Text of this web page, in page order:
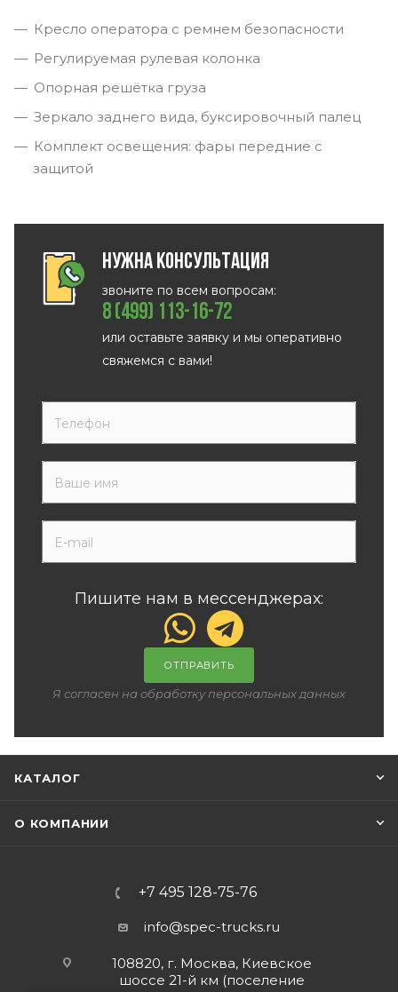
Кресло оператора с ремнем безопасности
Регулируемая рулевая колонка
Опорная решётка груза
Зеркало заднего вида, буксировочный палец
Комплект освещения: фары передние с
защитой
Нужна консультация
звоните по всем вопросам:
8 (499) 113-16-72
или оставьте заявку и мы оперативно
свяжемся с вами!
Пишите нам в мессенджерах:
ОТПРАВИТЬ
Я согласен на обработку персональных данных
КАТАЛОГ
О КОМПАНИИ
+7 495 128-75-76
info@spec-trucks.ru
108820, г. Москва, Киевское
шоссе 21-й км (поселение